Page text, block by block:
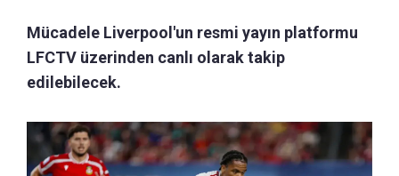
Mücadele Liverpool'un resmi yayın platformu
LFCTV üzerinden canlı olarak takip
edilebilecek.